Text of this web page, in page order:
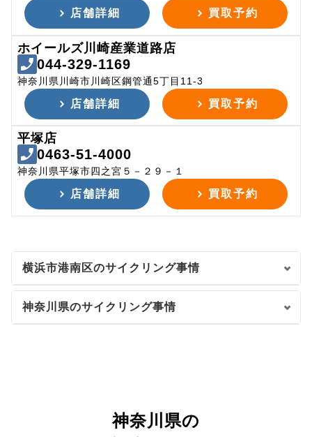
店舗詳細 買取予約
ホイールズ川崎産業道路店
044-329-1169
神奈川県川崎市川崎区鋼管通5丁目11-3
店舗詳細 買取予約
平塚店
0463-51-4000
神奈川県平塚市四之宮５－２９－１
店舗詳細 買取予約
横浜市港南区のサイクリング事情
神奈川県のサイクリング事情
神奈川県の